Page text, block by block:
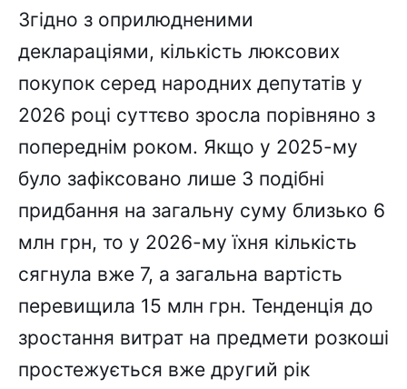
Згідно з оприлюдненими
деклараціями, кількість люксових
покупок серед народних депутатів у
2026 році суттєво зросла порівняно з
попереднім роком. Якщо у 2025-му
було зафіксовано лише 3 подібні
придбання на загальну суму близько 6
млн грн, то у 2026-му їхня кількість
сягнула вже 7, а загальна вартість
перевищила 15 млн грн. Тенденція до
зростання витрат на предмети розкоші
простежується вже другий рік